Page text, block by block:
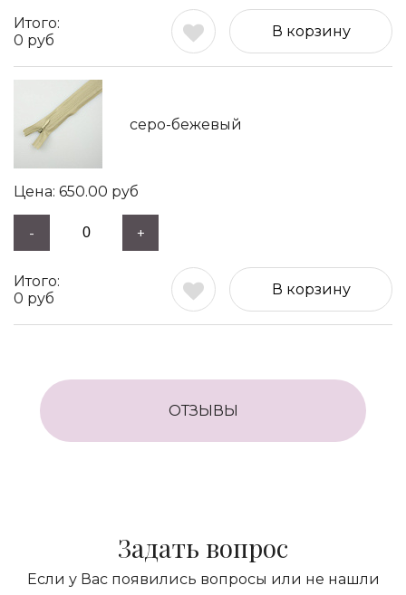
0 руб
В корзину
серо-бежевый
650.00 руб
- +
0 руб
В корзину
ОТЗЫВЫ
Задать вопрос
Если у Вас появились вопросы или не нашли